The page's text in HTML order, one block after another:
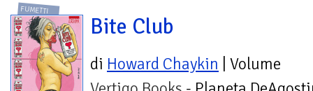
FUMETTI
Bite Club
di Howard Chaykin | Volume